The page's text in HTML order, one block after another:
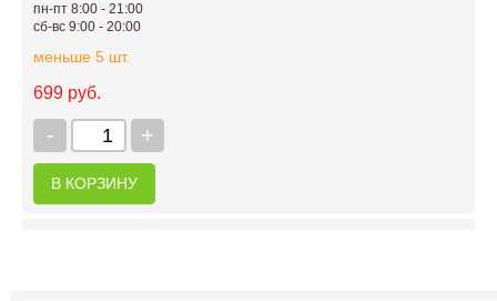
пн-пт 8:00 - 21:00
сб-вс 9:00 - 20:00
меньше 5 шт.
699 руб.
+
-
В КОРЗИНУ